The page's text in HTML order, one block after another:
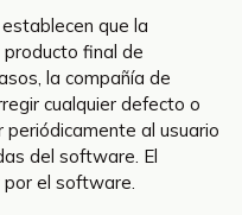
que la
final de
la compañía de
cualquier defecto o
al usuario
del software. El
por el software.